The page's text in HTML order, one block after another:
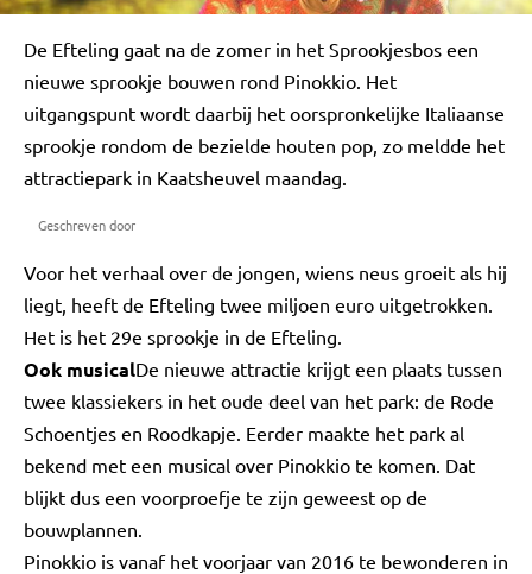
De Efteling gaat na de zomer in het Sprookjesbos een
nieuwe sprookje bouwen rond Pinokkio. Het
uitgangspunt wordt daarbij het oorspronkelijke Italiaanse
sprookje rondom de bezielde houten pop, zo meldde het
attractiepark in Kaatsheuvel maandag.
Geschreven door
Voor het verhaal over de jongen, wiens neus groeit als hij
liegt, heeft de Efteling twee miljoen euro uitgetrokken.
Het is het 29e sprookje in de Efteling.
Ook musicalDe nieuwe attractie krijgt een plaats tussen
twee klassiekers in het oude deel van het park: de Rode
Schoentjes en Roodkapje. Eerder maakte het park al
bekend met een musical over Pinokkio te komen. Dat
blijkt dus een voorproefje te zijn geweest op de
bouwplannen.
Pinokkio is vanaf het voorjaar van 2016 te bewonderen in